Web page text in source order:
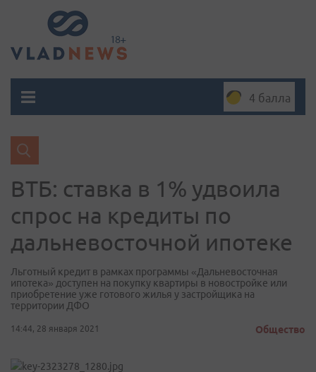
4 балла
ВТБ: ставка в 1% удвоила
спрос на кредиты по
дальневосточной ипотеке
Льготный кредит в рамках программы «Дальневосточная
ипотека» доступен на покупку квартиры в новостройке или
приобретение уже готового жилья у застройщика на
территории ДФО
14:44, 28 января 2021 Общество